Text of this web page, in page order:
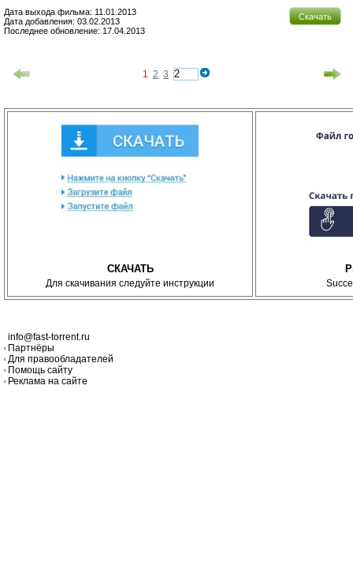
Скачать
Дата выхода фильма: 11.01.2013
Дата добавления: 03.02.2013
Последнее обновление: 17.04.2013
1 2 3
СКАЧАТЬ
Для скачивания следуйте инструкции
info@fast-torrent.ru
Партнёры
Для правообладателей
Помощь сайту
Реклама на сайте